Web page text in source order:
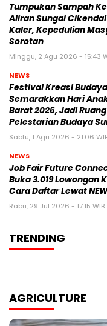
Tumpukan Sampah
Aliran Sungai
Kaler, Kepedulian
Sorotan
Minggu, 2 Agu 2026 - 15:43
NEWS
Festival Kreasi
Semarakkan Hari
Barat 2026, Jadi
Pelestarian Budaya
Sabtu, 1 Agu 2026 - 21:06
NEWS
Job Fair Future
Buka 3.019 Lowongan
Cara Daftar Lewat
Rabu, 29 Jul 2026 - 17:15 WIB
TRENDING
AGRICULTURE